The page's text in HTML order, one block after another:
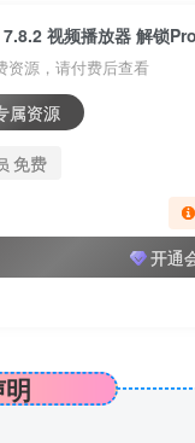
视频播放器 解锁Pro
资源，请付费后查看
属资源
免费
开通